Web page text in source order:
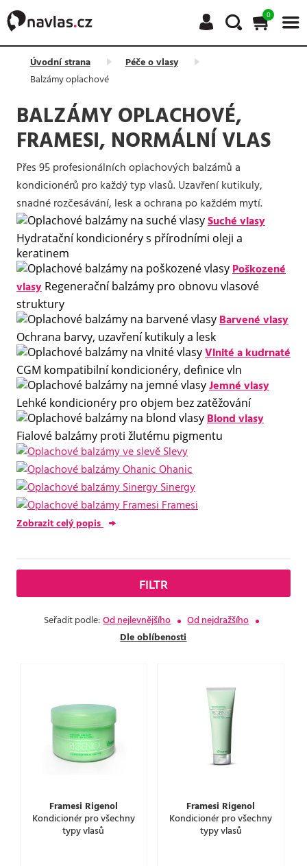
0
Úvodní strana
Péče o vlasy
Balzámy oplachové
BALZÁMY OPLACHOVÉ,
FRAMESI, NORMÁLNÍ VLAS
Přes 95 profesionálních oplachových balzámů a
kondicionérů pro každý typ vlasů. Uzavření kutikuly,
snadné rozčesávání, lesk a ochrana po každém mytí.
Suché vlasy
Hydratační kondicionéry s přírodními oleji a
keratinem
Poškozené
vlasy Regenerační balzámy pro obnovu vlasové
struktury
Barvené vlasy
Ochrana barvy, uzavření kutikuly a lesk
Vlnité a kudrnaté
CGM kompatibilní kondicionéry, definice vln
Jemné vlasy
Lehké kondicionéry pro objem bez zatěžování
Blond vlasy
Fialové balzámy proti žlutému pigmentu
Slevy
Ohanic
Sinergy
Framesi
Zobrazit celý popis
FILTR
Seřadit podle:Od nejlevnějšího
Od nejdražšího
Dle oblíbenosti
Framesi Rigenol
Kondicionér pro všechny
typy vlasů
Framesi Rigenol
Kondicionér pro všechny
typy vlasů